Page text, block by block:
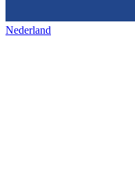
Nederland